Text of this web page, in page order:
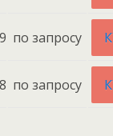
по запросу
по запросу